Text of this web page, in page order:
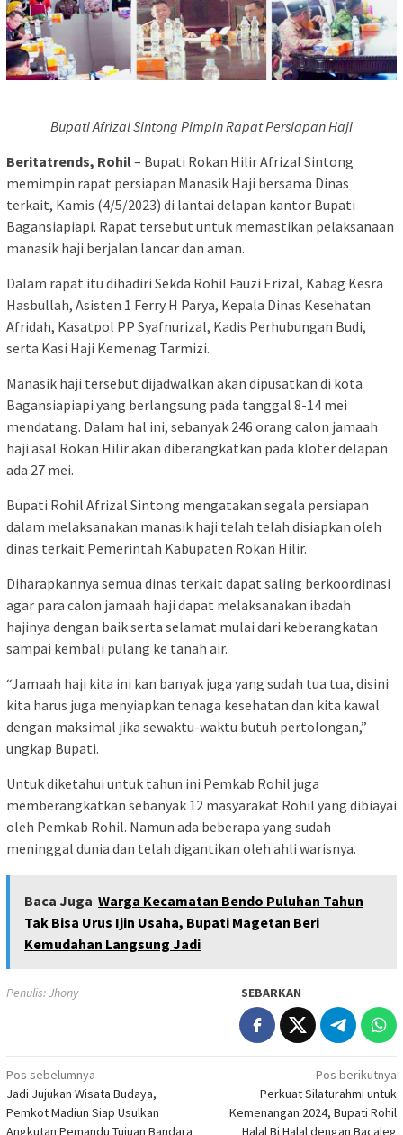
Bupati Afrizal Sintong Pimpin Rapat Persiapan Haji
Beritatrends, Rohil– Bupati Rokan Hilir Afrizal Sintong
memimpin rapat persiapan Manasik Haji bersama Dinas
terkait, Kamis (4/5/2023) di lantai delapan kantor Bupati
Bagansiapiapi. Rapat tersebut untuk memastikan pelaksanaan
manasik haji berjalan lancar dan aman.
Dalam rapat itu dihadiri Sekda Rohil Fauzi Erizal, Kabag Kesra
Hasbullah, Asisten 1 Ferry H Parya, Kepala Dinas Kesehatan
Afridah, Kasatpol PP Syafnurizal, Kadis Perhubungan Budi,
serta Kasi Haji Kemenag Tarmizi.
Manasik haji tersebut dijadwalkan akan dipusatkan di kota
Bagansiapiapi yang berlangsung pada tanggal 8-14 mei
mendatang. Dalam hal ini, sebanyak 246 orang calon jamaah
haji asal Rokan Hilir akan diberangkatkan pada kloter delapan
ada 27 mei.
Bupati Rohil Afrizal Sintong mengatakan segala persiapan
dalam melaksanakan manasik haji telah telah disiapkan oleh
dinas terkait Pemerintah Kabupaten Rokan Hilir.
Diharapkannya semua dinas terkait dapat saling berkoordinasi
agar para calon jamaah haji dapat melaksanakan ibadah
hajinya dengan baik serta selamat mulai dari keberangkatan
sampai kembali pulang ke tanah air.
“Jamaah haji kita ini kan banyak juga yang sudah tua tua, disini
kita harus juga menyiapkan tenaga kesehatan dan kita kawal
dengan maksimal jika sewaktu-waktu butuh pertolongan,”
ungkap Bupati.
Untuk diketahui untuk tahun ini Pemkab Rohil juga
memberangkatkan sebanyak 12 masyarakat Rohil yang dibiayai
oleh Pemkab Rohil. Namun ada beberapa yang sudah
meninggal dunia dan telah digantikan oleh ahli warisnya.
Baca Juga Warga Kecamatan Bendo Puluhan Tahun
Tak Bisa Urus Ijin Usaha, Bupati Magetan Beri
Kemudahan Langsung Jadi
Penulis: Jhony SEBARKAN
Navigasi
pos
Pos sebelumnya
Jadi Jujukan Wisata Budaya,
Pemkot Madiun Siap Usulkan
Angkutan Pemandu Tujuan Bandara
Pos berikutnya
Perkuat Silaturahmi untuk
Kemenangan 2024, Bupati Rohil
Halal Bi Halal dengan Bacaleg